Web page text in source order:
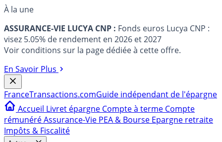
À la une
ASSURANCE-VIE LUCYA CNP : Fonds euros Lucya CNP :
visez 5.05% de rendement en 2026 et 2027
Voir conditions sur la page dédiée à cette offre.
En Savoir Plus
FranceTransactions.comGuide indépendant de l'épargne
Accueil Livret épargne Compte à terme Compte
rémunéréAssurance-Vie PEA & Bourse Epargne retraite
Impôts & Fiscalité